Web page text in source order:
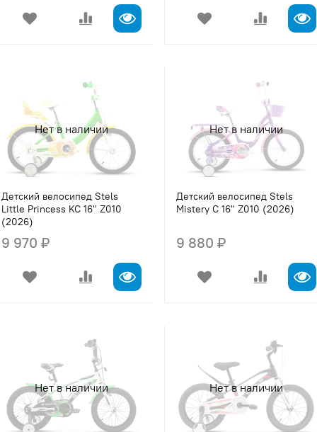
Нет в наличии
Детский велосипед Stels
Little Princess KC 16" Z010
(2026)
9 970 ₽
Нет в наличии
Детский велосипед Stels
Mistery C 16" Z010 (2026)
9 880 ₽
Нет в наличии Нет в наличии